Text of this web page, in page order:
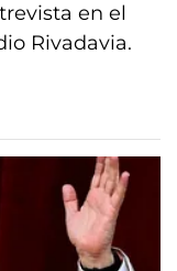
en el
Rivadavia.